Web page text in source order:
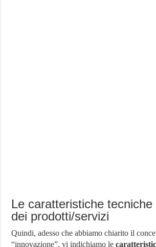
Le caratteristiche tecniche
dei prodotti/servizi
Quindi, adesso che abbiamo chiarito il
“innovazione”, vi indichiamo le